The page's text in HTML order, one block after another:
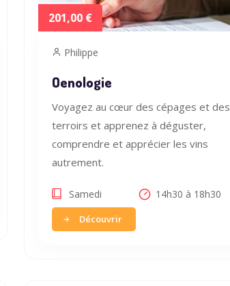
201,00 €
Philippe
Oenologie
Voyagez au cœur des cépages et des
terroirs et apprenez à déguster,
comprendre et apprécier les vins
autrement.
Samedi 14h30 à 18h30
Découvrir